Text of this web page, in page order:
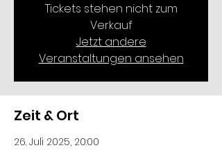
Tickets stehen nicht zum
Verkauf
Jetzt andere
Veranstaltungen ansehen
Zeit & Ort
26. Juli 2025, 20:00